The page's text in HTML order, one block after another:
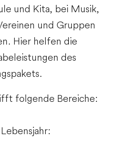
und Kita, bei Musik,
und Gruppen
Hier helfen die
des
folgende Bereiche: